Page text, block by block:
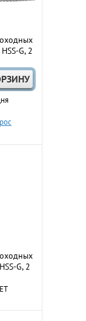
G, 2
G, 2